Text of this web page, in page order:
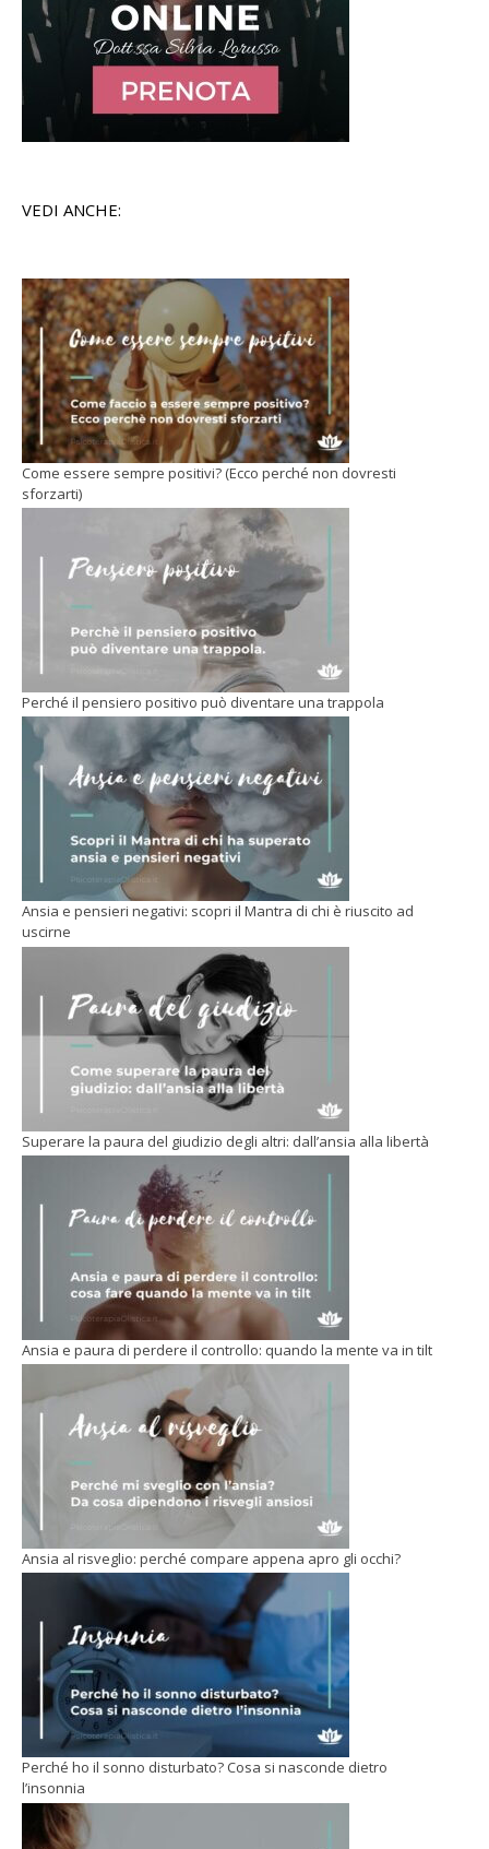
VEDI ANCHE:
Come essere sempre positivi? (Ecco perché non dovresti
sforzarti)
Perché il pensiero positivo può diventare una trappola
Ansia e pensieri negativi: scopri il Mantra di chi è riuscito ad
uscirne
Superare la paura del giudizio degli altri: dall’ansia alla libertà
Ansia e paura di perdere il controllo: quando la mente va in tilt
Ansia al risveglio: perché compare appena apro gli occhi?
Perché ho il sonno disturbato? Cosa si nasconde dietro
l’insonnia